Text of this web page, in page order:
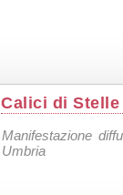
Calici di Stelle
Manifestazione
Umbria